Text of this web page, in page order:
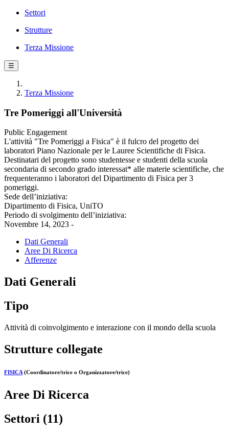
Settori
Strutture
Terza Missione
☰
Terza Missione
Tre Pomeriggi all'Università
Public Engagement
L'attività "Tre Pomeriggi a Fisica" è il fulcro del progetto dei
laboratori Piano Nazionale per le Lauree Scientifiche di Fisica.
Destinatari del progetto sono studentesse e studenti della scuola
secondaria di secondo grado interessat* alle materie scientifiche, che
frequenteranno i laboratori del Dipartimento di Fisica per 3
pomeriggi.
Sede dell’iniziativa:
Dipartimento di Fisica, UniTO
Periodo di svolgimento dell’iniziativa:
Novembre 14, 2023 -
Dati Generali
Aree Di Ricerca
Afferenze
Dati Generali
Tipo
Attività di coinvolgimento e interazione con il mondo della scuola
Strutture collegate
FISICA (Coordinatore/trice o Organizzatore/trice)
Aree Di Ricerca
Settori (11)